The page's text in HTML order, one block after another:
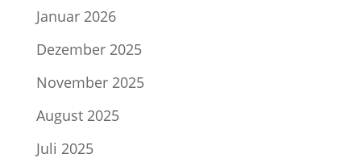
Januar 2026
Dezember 2025
November 2025
August 2025
Juli 2025